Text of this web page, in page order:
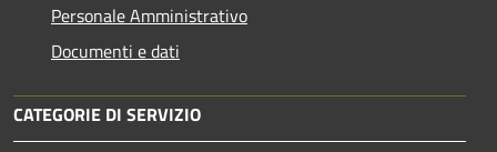
Personale Amministrativo
Documenti e dati
CATEGORIE DI SERVIZIO